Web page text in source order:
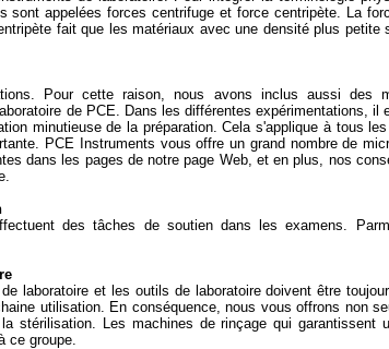
appelées forces centrifuge et force centripète. La
fait que les matériaux avec une densité plus petite
Pour cette raison, nous avons inclus aussi des
de PCE. Dans les différentes expérimentations, il
minutieuse de la préparation. Cela s'applique à tous
PCE Instruments vous offre un grand nombre de
dans les pages de notre page Web, et en plus, nos
des tâches de soutien dans les examens.
laboratoire et les outils de laboratoire doivent être
utilisation. En conséquence, nous vous offrons non
stérilisation. Les machines de rinçage qui garantissent
ce groupe.